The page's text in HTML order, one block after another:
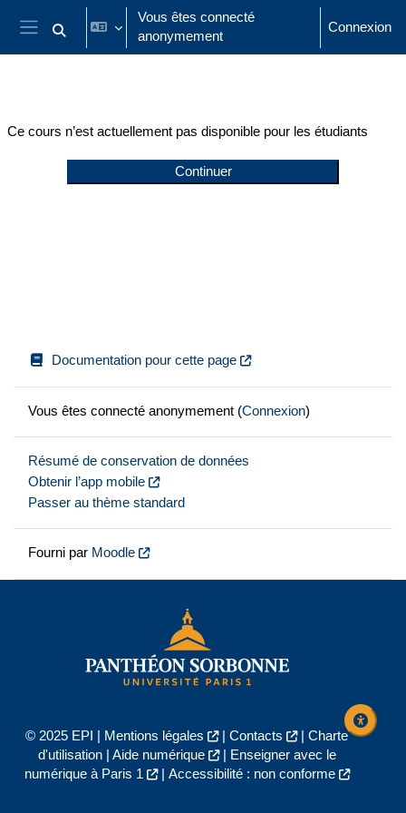
Passer au contenu principal
Panneau latéral
Activer/désactiver la saisie de recherche
Vous êtes connecté
anonymement
Connexion
Ce cours n’est actuellement pas disponible pour les étudiants
Continuer
Documentation pour cette page
Vous êtes connecté anonymement (Connexion)
Résumé de conservation de données
Obtenir l’app mobile
Passer au thème standard
Fourni par Moodle
© 2025 EPI | Mentions légales | Contacts | Charte
d'utilisation| Aide numérique |
Enseigner avec le
numérique à Paris 1
| Accessibilité : non conforme